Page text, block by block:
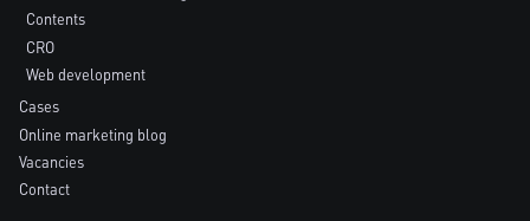
Contents
CRO
Web development
Cases
Online marketing blog
Vacancies
Contact